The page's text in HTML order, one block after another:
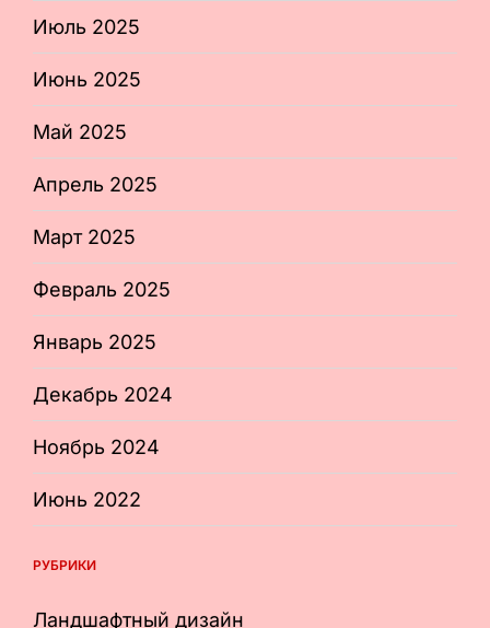
Июль 2025
Июнь 2025
Май 2025
Апрель 2025
Март 2025
Февраль 2025
Январь 2025
Декабрь 2024
Ноябрь 2024
Июнь 2022
РУБРИКИ
Ландшафтный дизайн